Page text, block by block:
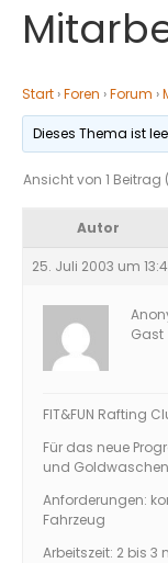
Start ›Foren ›Forum ›
Dieses Thema ist
Ansicht von 1
Autor
25. Juli 2003 um
Gast
FIT&FUN Rafting
Für das neue
und
Anforderungen:
Fahrzeug
Arbeitszeit: 2 bis